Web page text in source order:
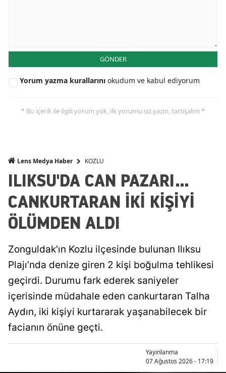
GÖNDER
Yorum yazma kurallarını okudum ve kabul ediyorum
* Bu içerik ile ilgili yorum yok, ilk yorumu siz yazın, tartışalım *
Lens Medya Haber KOZLU
ILIKSU'DA CAN PAZARI...
CANKURTARAN İKİ KİŞİYİ
ÖLÜMDEN ALDI
Zonguldak’ın Kozlu ilçesinde bulunan Ilıksu
Plajı’nda denize giren 2 kişi boğulma tehlikesi
geçirdi. Durumu fark ederek saniyeler
içerisinde müdahale eden cankurtaran Talha
Aydın, iki kişiyi kurtararak yaşanabilecek bir
facianın önüne geçti.
Yayınlanma
07 Ağustos 2026 - 17:19